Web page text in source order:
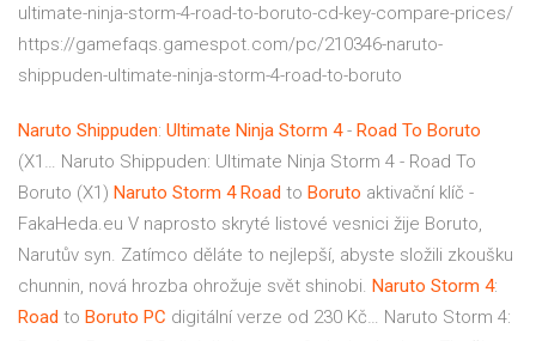
ultimate-ninja-storm-4-road-to-boruto-cd-key-compare-prices/
https://gamefaqs.gamespot.com/pc/210346-naruto-
shippuden-ultimate-ninja-storm-4-road-to-boruto
Naruto Shippuden: Ultimate Ninja Storm 4- Road To Boruto
(X1… Naruto Shippuden: Ultimate Ninja Storm 4 - Road To
Boruto (X1) Naruto Storm 4 Road to Boruto aktivační klíč -
FakaHeda.eu V naprosto skryté listové vesnici žije Boruto,
Narutův syn. Zatímco děláte to nejlepší, abyste složili zkoušku
chunnin, nová hrozba ohrožuje svět shinobi. Naruto Storm 4:
Road to Boruto PC digitální verze od 230 Kč… Naruto Storm 4: